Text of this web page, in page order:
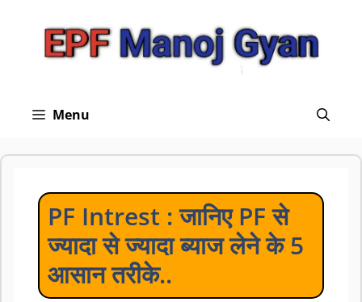
Menu
PF Intrest : जानिए PF से
ज्यादा से ज्यादा ब्याज लेने के 5
आसान तरीके..